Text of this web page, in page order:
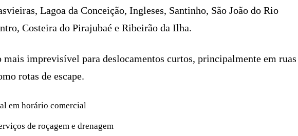
Lagoa da Conceição, Ingleses, Santinho, São João do Rio
Costeira do Pirajubaé e Ribeirão da Ilha.
imprevisível para deslocamentos curtos, principalmente em ruas
rotas de escape.
em horário comercial
de roçagem e drenagem